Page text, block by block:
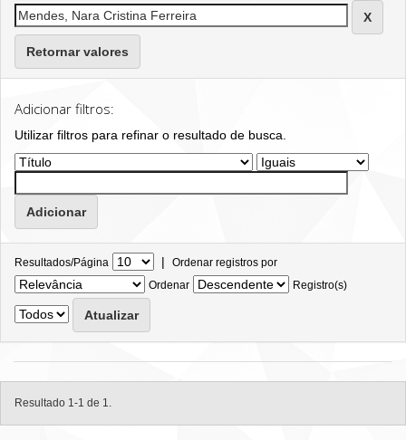
Retornar valores
Adicionar filtros:
Utilizar filtros para refinar o resultado de busca.
Resultados/Página | Ordenar registros por
Ordenar
Registro(s)
Resultado 1-1 de 1.